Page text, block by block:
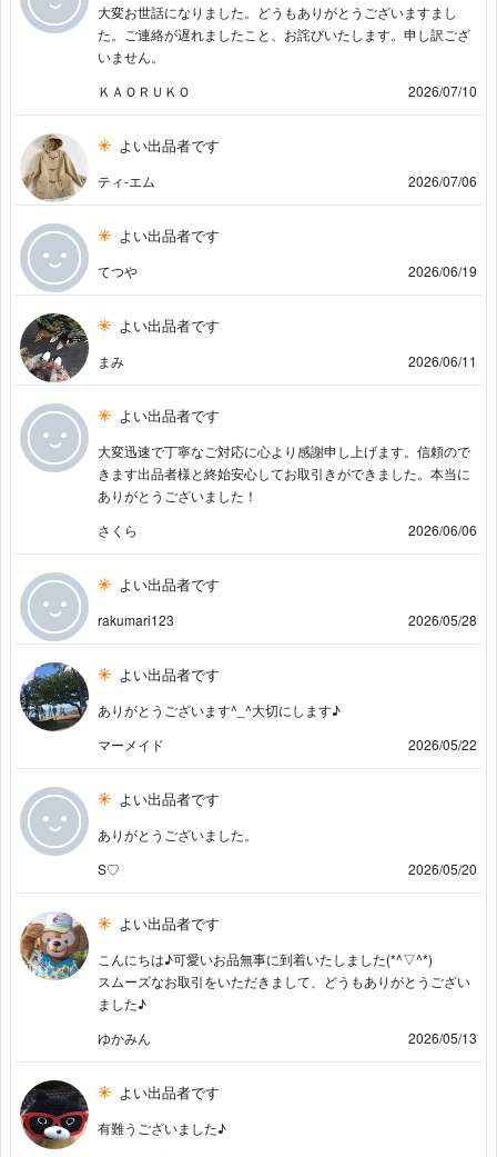
大変お世話になりました。どうもありがとうございますまし
た。ご連絡が遅れましたこと、お詫びいたします。申し訳ござ
いません。
ＫＡＯＲＵＫＯ
2026/07/10
よい出品者です
ティ-エム 2026/07/06
よい出品者です
てつや 2026/06/19
よい出品者です
まみ 2026/06/11
よい出品者です
大変迅速で丁寧なご対応に心より感謝申し上げます。信頼ので
きます出品者様と終始安心してお取引きができました。本当に
ありがとうございました！
さくら
2026/06/06
よい出品者です
rakumari123 2026/05/28
よい出品者です
ありがとうございます^_^大切にします♪
マーメイド
2026/05/22
よい出品者です
ありがとうございました。
S♡
2026/05/20
よい出品者です
こんにちは♪可愛いお品無事に到着いたしました(*^▽^*)
スムーズなお取引をいただきまして、どうもありがとうござい
ました♪
ゆかみん
2026/05/13
よい出品者です
有難うございました♪